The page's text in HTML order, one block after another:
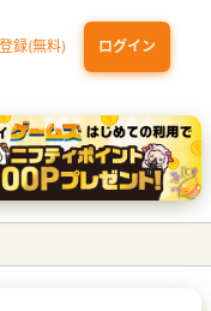
録(無料) ログイン
SERIES：JCBカード S
発行）
ラス) セットプラン